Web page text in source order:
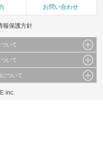
お問い合わせ
報保護方針
いて
ラスト、画像データ等）及びこれらの配
などの二次利用を行うことは固く禁じて
いて
利用者が提出された見解・感想です。
た上でご覧ください。
ついて
わせたコンテンツや広告の表示、ソー
inc.